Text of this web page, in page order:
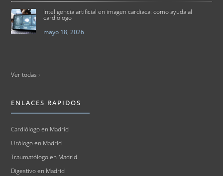
Inteligencia artificial en imagen cardiaca: como ayuda al
cardiologo
mayo 18, 2026
Ver todas ›
ENLACES RAPIDOS
Cardiólogo en Madrid
Urólogo en Madrid
Traumatólogo en Madrid
Digestivo en Madrid